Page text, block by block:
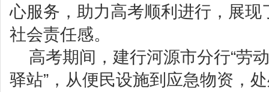
心服务，助力高考顺利进行，展现
社会责任感。
高考期间，建行河源市分行“劳
驿站”，从便民设施到应急物资，